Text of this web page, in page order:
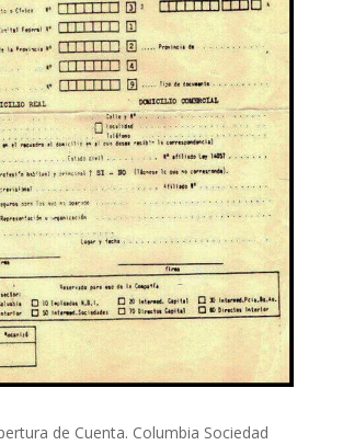
de Cuenta. Columbia Sociedad